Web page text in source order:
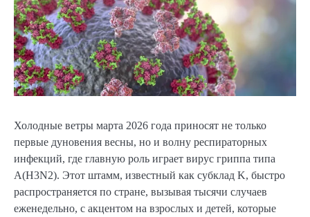
Холодные ветры марта 2026 года приносят не только
первые дуновения весны, но и волну респираторных
инфекций, где главную роль играет вирус гриппа типа
A(H3N2). Этот штамм, известный как субклад K, быстро
распространяется по стране, вызывая тысячи случаев
еженедельно, с акцентом на взрослых и детей, которые